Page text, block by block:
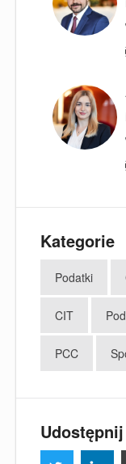
Kategorie
Podatki
CIT
PCC